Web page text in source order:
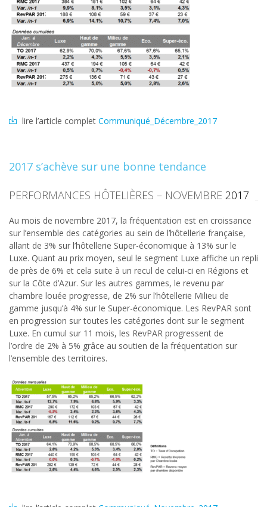
lire l’article complet Communiqué_Décembre_2017
2017 s’achève sur une bonne tendance
PERFORMANCES HÔTELIÈRES – NOVEMBRE 2017
Au mois de novembre 2017, la fréquentation est en croissance
sur l’ensemble des catégories au sein de l’hôtellerie française,
allant de 3% sur l’hôtellerie Super-économique à 13% sur le
Luxe. Quant au prix moyen, seul le segment Luxe affiche un repli
de près de 6% et cela suite à un recul de celui-ci en Régions et
sur la Côte d’Azur. Sur les autres gammes, le revenu par
chambre louée progresse, de 2% sur l’hôtellerie Milieu de
gamme jusqu’à 4% sur le Super-économique. Les RevPAR sont
en progression sur toutes les catégories dont sur le segment
Luxe. En cumul sur 11 mois, les RevPAR progressent de
l’ordre de 2% à 5% grâce au soutien de la fréquentation sur
l’ensemble des territoires.